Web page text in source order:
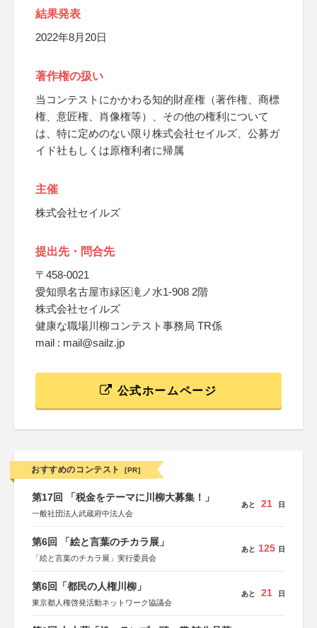
結果発表
2022年8月20日
著作権の扱い
当コンテストにかかわる知的財産権（著作権、商標
権、意匠権、肖像権等）、その他の権利について
は、特に定めのない限り株式会社セイルズ、公募ガ
イド社もしくは原権利者に帰属
主催
株式会社セイルズ
提出先・問合先
〒458-0021
愛知県名古屋市緑区滝ノ水1-908 2階
株式会社セイルズ
健康な職場川柳コンテスト事務局 TR係
mail : mail@sailz.jp
公式ホームページ
おすすめのコンテスト [PR]
第17回 「税金をテーマに川柳大募集！」
一般社団法人武蔵府中法人会
あと 21 日
第6回 「絵と言葉のチカラ展」
「絵と言葉のチカラ展」実行委員会
あと 125 日
第6回「都民の人権川柳」
東京都人権啓発活動ネットワーク協議会
あと 21 日